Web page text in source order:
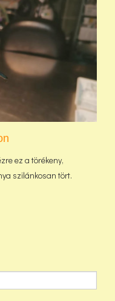
ez a törékeny,
szilánkosan tört.